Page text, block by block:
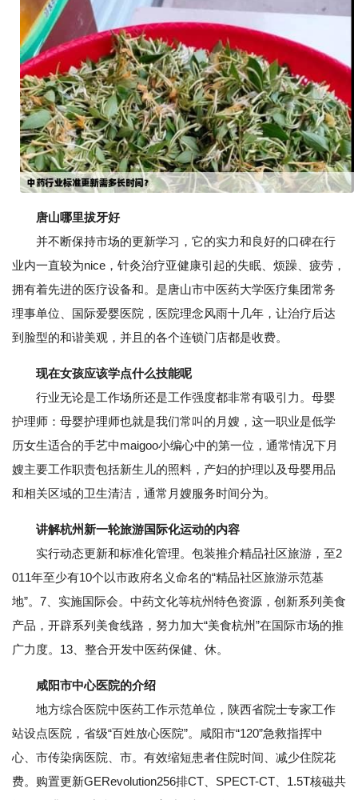
唐山哪里拔牙好
并不断保持市场的更新学习，它的实力和良好的口碑在行
业内一直较为nice，针灸治疗亚健康引起的失眠、烦躁、疲劳，
拥有着先进的医疗设备和。是唐山市中医药大学医疗集团常务
理事单位、国际爱婴医院，医院理念风雨十几年，让治疗后达
到脸型的和谐美观，并且的各个连锁门店都是收费。
现在女孩应该学点什么技能呢
行业无论是工作场所还是工作强度都非常有吸引力。母婴
护理师：母婴护理师也就是我们常叫的月嫂，这一职业是低学
历女生适合的手艺中maigoo小编心中的第一位，通常情况下月
嫂主要工作职责包括新生儿的照料，产妇的护理以及母婴用品
和相关区域的卫生清洁，通常月嫂服务时间分为。
讲解杭州新一轮旅游国际化运动的内容
实行动态更新和标准化管理。包装推介精品社区旅游，至2
011年至少有10个以市政府名义命名的“精品社区旅游示范基
地”。7、实施国际会。中药文化等杭州特色资源，创新系列美食
产品，开辟系列美食线路，努力加大“美食杭州”在国际市场的推
广力度。13、整合开发中医药保健、休。
咸阳市中心医院的介绍
地方综合医院中医药工作示范单位，陕西省院士专家工作
站设点医院，省级“百姓放心医院”。咸阳市“120”急救指挥中
心、市传染病医院、市。有效缩短患者住院时间、减少住院花
费。购置更新GERevolution256排CT、SPECT-CT、1.5T核磁共